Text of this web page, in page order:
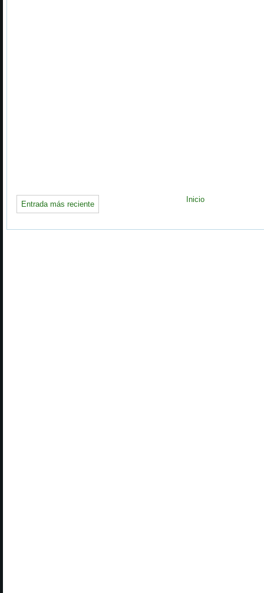
Entrada más reciente
Inicio